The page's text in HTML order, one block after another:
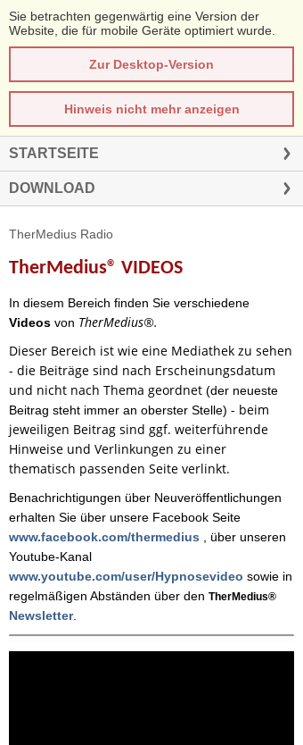
Sie betrachten gegenwärtig eine Version der
Website, die für mobile Geräte optimiert wurde.
Zur Desktop-Version
Hinweis nicht mehr anzeigen
STARTSEITE
DOWNLOAD
TherMedius Radio
TherMedius® VIDEOS
In diesem Bereich finden Sie verschiedene
Videos von TherMedius®.
Dieser Bereich ist wie eine Mediathek zu sehen
- die Beiträge sind nach Erscheinungsdatum
und nicht nach Thema geordnet (der neueste
Beitrag steht immer an oberster Stelle) - beim
jeweiligen Beitrag sind ggf. weiterführende
Hinweise und Verlinkungen zu einer
thematisch passenden Seite verlinkt.
Benachrichtigungen über Neuveröffentlichungen
erhalten Sie über unsere Facebook Seite
www.facebook.com/thermedius , über unseren
Youtube-Kanal
www.youtube.com/user/Hypnosevideo sowie in
regelmäßigen Abständen über den TherMedius®
Newsletter.